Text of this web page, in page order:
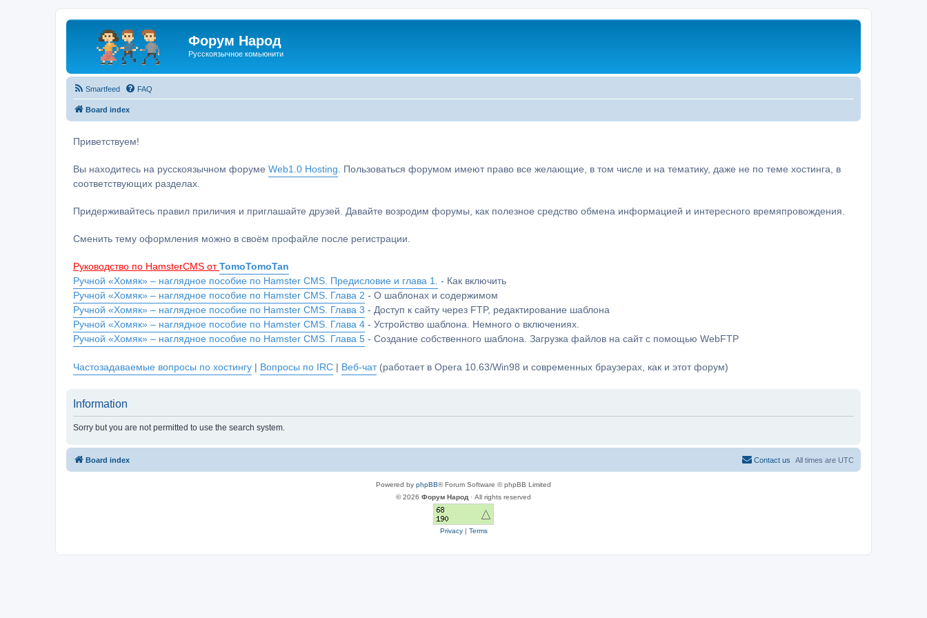
Форум Народ
Русскоязычное комьюнити
Smartfeed FAQ
Board index
Приветствуем!
Вы находитесь на русскоязычном форуме Web1.0 Hosting . Пользоваться форумом имеют право все желающие, в том числе и на тематику, даже не по теме хостинга, в
соответствующих разделах.
Придерживайтесь правил приличия и приглашайте друзей. Давайте возродим форумы, как полезное средство обмена информацией и интересного времяпровождения.
Сменить тему оформления можно в своём профайле после регистрации.
Руководство по HamsterCMS от TomoTomoTan
Ручной «Хомяк» – наглядное пособие по Hamster CMS. Предисловие и глава 1.
- Как включить
Ручной «Хомяк» – наглядное пособие по Hamster CMS. Глава 2 - О шаблонах и содержимом
Ручной «Хомяк» – наглядное пособие по Hamster CMS. Глава 3 - Доступ к сайту через FTP, редактирование шаблона
Ручной «Хомяк» – наглядное пособие по Hamster CMS. Глава 4 - Устройство шаблона. Немного о включениях.
Ручной «Хомяк» – наглядное пособие по Hamster CMS. Глава 5 - Создание собственного шаблона. Загрузка файлов на сайт с помощью WebFTP
Частозадаваемые вопросы по хостингу | Вопросы по IRC | Веб-чат(работает в Opera 10.63/Win98 и современных браузерах, как и этот форум)
Information
Sorry but you are not permitted to use the search system.
Board index All times are UTC
Contact us
Powered by phpBB® Forum Software © phpBB Limited
© 2026 Форум Народ · All rights reserved
Privacy| Terms